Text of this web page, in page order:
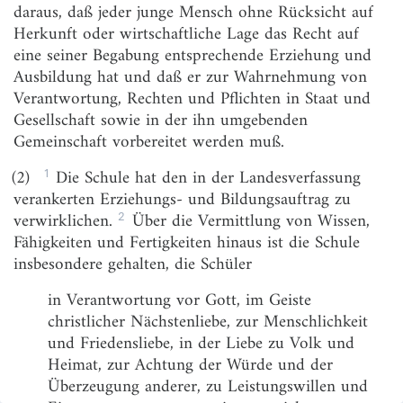
B.
Geltungsbereich
§ 2
Geltungsbereich des Gesetzes
C.
Gliederung des Schulwesens (§§ 3-15)
§ 3
Einheit und Gliederung des Schulwesens, inklusive
Bildung
§ 4
Schularten, Schulstufen
§ 4a
Ganztagsschulen an Grundschulen sowie den
Grundstufen der sonderpädagogischen Bildungs-
und Beratungszentren mit Förderschwerpunkt
Lernen
Grundschule
Grundschulförderklassen
Juniorklasse
daraus, daß jeder junge Mensch ohne Rücksicht auf
Herkunft oder wirtschaftliche Lage das Recht auf
eine seiner Begabung entsprechende Erziehung und
Ausbildung hat und daß er zur Wahrnehmung von
Verantwortung, Rechten und Pflichten in Staat und
Gesellschaft sowie in der ihn umgebenden
Gemeinschaft vorbereitet werden muß.
(2)
1 Die Schule hat den in der Landesverfassung
verankerten Erziehungs- und Bildungsauftrag zu
verwirklichen. 2 Über die Vermittlung von Wissen,
Fähigkeiten und Fertigkeiten hinaus ist die Schule
insbesondere gehalten, die Schüler
in Verantwortung vor Gott, im Geiste
christlicher Nächstenliebe, zur Menschlichkeit
und Friedensliebe, in der Liebe zu Volk und
Heimat, zur Achtung der Würde und der
Überzeugung anderer, zu Leistungswillen und